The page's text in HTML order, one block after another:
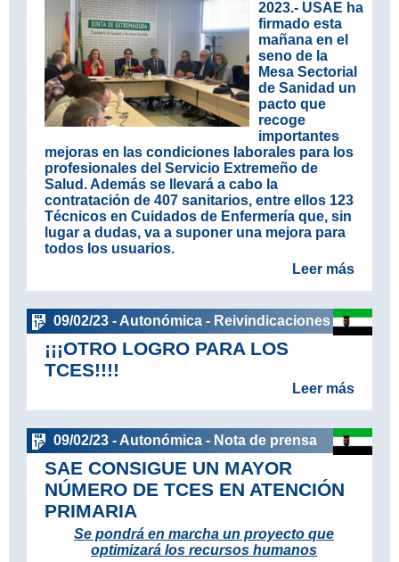
2023.- USAE ha
firmado esta
mañana en el
seno de la
Mesa Sectorial
de Sanidad un
pacto que
recoge
importantes
mejoras en las condiciones laborales para los
profesionales del Servicio Extremeño de
Salud. Además se llevará a cabo la
contratación de 407 sanitarios, entre ellos 123
Técnicos en Cuidados de Enfermería que, sin
lugar a dudas, va a suponer una mejora para
todos los usuarios.
Leer más
09/02/23 - Autonómica - Reivindicaciones
¡¡¡OTRO LOGRO PARA LOS
TCES!!!!
Leer más
09/02/23 - Autonómica - Nota de prensa
SAE CONSIGUE UN MAYOR
NÚMERO DE TCES EN ATENCIÓN
PRIMARIA
Se pondrá en marcha un proyecto que
optimizará los recursos humanos